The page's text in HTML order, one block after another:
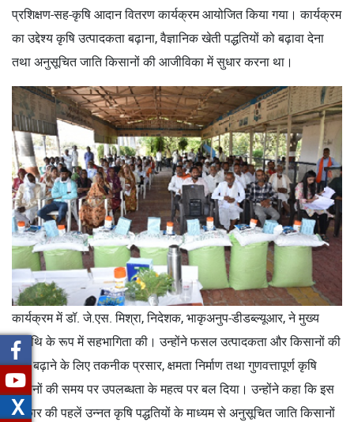
प्रशिक्षण-सह-कृषि आदान वितरण कार्यक्रम आयोजित किया गया। कार्यक्रम
का उद्देश्य कृषि उत्पादकता बढ़ाना, वैज्ञानिक खेती पद्धतियों को बढ़ावा देना
तथा अनुसूचित जाति किसानों की आजीविका में सुधार करना था।
कार्यक्रम में डॉ. जे.एस. मिश्रा, निदेशक, भाकृअनुप-डीडब्ल्यूआर, ने मुख्य
अतिथि के रूप में सहभागिता की। उन्होंने फसल उत्पादकता और किसानों की
आय बढ़ाने के लिए तकनीक प्रसार, क्षमता निर्माण तथा गुणवत्तापूर्ण कृषि
आदानों की समय पर उपलब्धता के महत्व पर बल दिया। उन्होंने कहा कि इस
प्रकार की पहलें उन्नत कृषि पद्धतियों के माध्यम से अनुसूचित जाति किसानों
X